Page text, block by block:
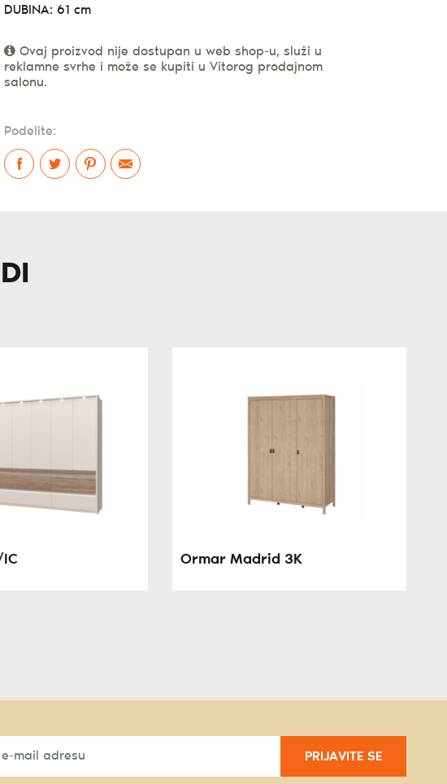
DUBINA: 61 cm
Ovaj proizvod nije dostupan u web shop-u, služi u
reklamne svrhe i može se kupiti u Vitorog prodajnom
salonu.
Podelite:
Ormar Madrid 3K
PRIJAVITE SE